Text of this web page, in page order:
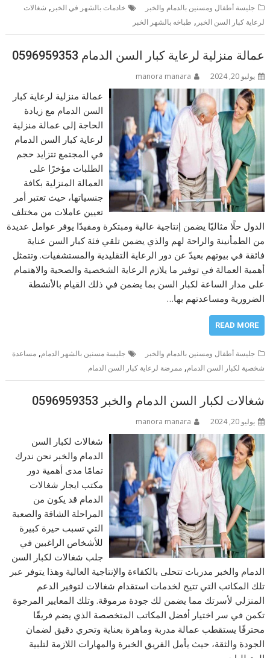
جليسة أطفال ومسنين بالدمام والخبر خادمات بالشهر في الخبر , شغالات
لرعاية كبار السن الخبر , طباخه بالشهر الخبر
عمالة منزلية لرعاية كبار السن الدمام 0596959353
يوليو 20, 2024 manora manara
عمالة منزلية لرعاية كبار
السن الدمام مع زيادة
الحاجة إلى عمالة منزلية
لرعاية كبار السن الدمام
في المجتمع تتزايد حجم
الطلبات مؤخرًا على
العمالة المنزلية بكافة
جنسياتها، حيث تعتبر أمر
تعيين عاملات من مختلف
الدول حلًا مثاليًا يضمن إنتاجية عالية ومبتكرة ومفيدًا يوفر عوامل عديدة
من الطمأنينة والراحة لهم والذي يضمن تلقي فئة كبار السن عناية
فائقة في بيوتهم بعيدً عن دور الرعاية التقليدية والمستشفيات. وتتمثل
أهمية العمالة في توفير ما يلازم الرعاية الشخصية والصحية والاهتمام
على مدار الساعة لكبار السن بما يضمن في ذلك القيام بالأنشطة
الضرورية ومساعدتهم بها…
READ MORE
جليسة أطفال ومسنين بالدمام والخبر جليسة مسنين بالشهر الدمام,مساعدة
شخصية لكبار السن الدمام,ممرضة لرعاية كبار السن الدمام
شغالات لكبار السن الدمام والخبر 0596959353
يوليو 20, 2024 manora manara
شغالات لكبار السن
الدمام والخبر نحن ندرك
تمامًا مدى أهمية دور
مكتب ايجار شغالات
الدمام قد يكون من
المراحلة الشاقة والصعبة
التي تسبب حيرة كبيرة
للأشخاص الراغبين في
جلب شغالات لكبار السن
الدمام والخبر مدربات تتحلى بالكفاءة والإنتاجية العالية وهذا يتوفر عبر
تلك المكاتب التي تتيح لخدمات استقدام شغالات لتوفير الدعم
المنزلي لأسرتك مما يضمن لك جودة مرموقة. وتلك المعايير المرجوة
تكمن في سر اختيار أفضل المكاتب المتخصصة الذي يضم فريقًا
محترفًا يستقطب عمالة مدربة وماهرة بعناية وتحري دقيق لضمان
الجودة والثقة، حيث يأمل الفريق الخبرة والمهارات اللازمة لتلبية